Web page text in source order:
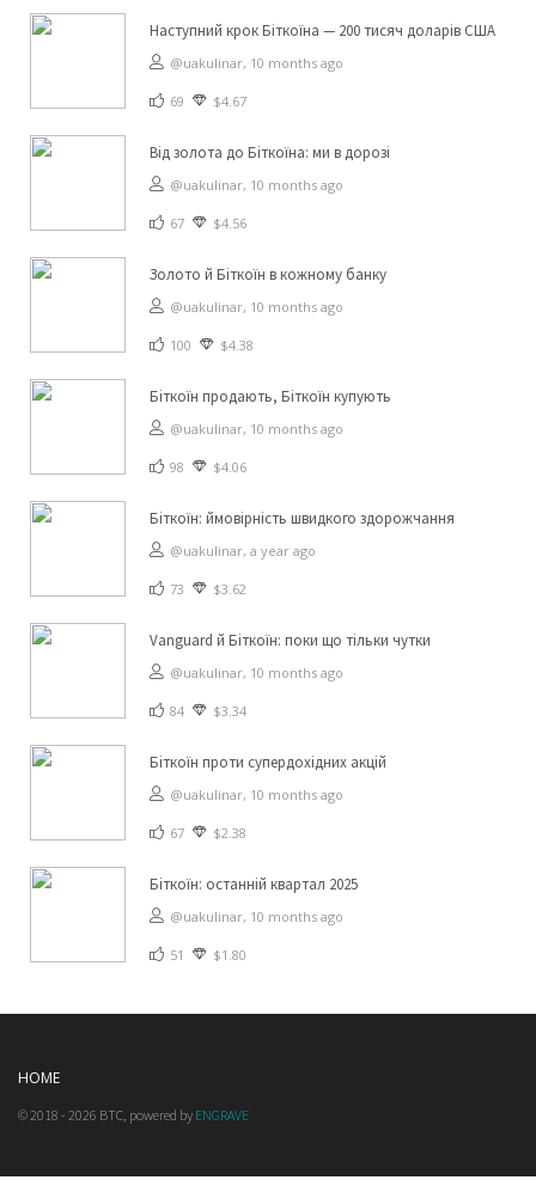
Наступний крок Біткоїна — 200 тисяч доларів США
@uakulinar, 10 months ago
69 $4.67
Від золота до Біткоїна: ми в дорозі
@uakulinar, 10 months ago
67 $4.56
Золото й Біткоїн в кожному банку
@uakulinar, 10 months ago
100 $4.38
Біткоїн продають, Біткоїн купують
@uakulinar, 10 months ago
98 $4.06
Біткоїн: ймовірність швидкого здорожчання
@uakulinar, a year ago
73 $3.62
Vanguard й Біткоїн: поки що тільки чутки
@uakulinar, 10 months ago
84 $3.34
Біткоїн проти супердохідних акцій
@uakulinar, 10 months ago
67 $2.38
Біткоїн: останній квартал 2025
@uakulinar, 10 months ago
51 $1.80
HOME
© 2018 - 2026 BTC, powered by ENGRAVE